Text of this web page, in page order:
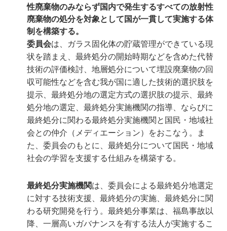
性廃棄物のみならず国内で発生するすべての放射性
廃棄物の処分を対象として国が一貫して実施する体
制を構築する。
委員会は、ガラス固化体の貯蔵管理ができている現
状を踏まえ、最終処分の開始時期などを含めた代替
技術の評価検討、地層処分について埋設廃棄物の回
収可能性などを含む我が国に適した技術的選択肢を
提示、最終処分地の選定方式の選択肢の提示、最終
処分地の選定、最終処分実施機関の指導、ならびに
最終処分に関わる最終処分実施機関と国民・地域社
会との仲介（メディエーション）をおこなう。ま
た、委員会のもとに、最終処分について国民・地域
社会の学習を支援する仕組みを構築する。
最終処分実施機関は、委員会による最終処分地選定
に対する技術支援、最終処分の実施、最終処分に関
わる研究開発を行う。最終処分事業は、福島事故以
降、一層高いガバナンスを有する法人が実施するこ